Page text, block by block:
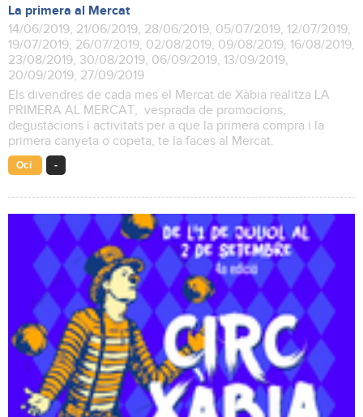
La primera al Mercat
14/06/2019, 21/06/2019, 28/06/2019, 05/07/2019, 12/07/2019,
19/07/2019, 26/07/2019, 02/08/2019, 09/08/2019, 16/08/2019,
23/08/2019, 30/08/2019, 06/09/2019, 13/09/2019,
20/09/2019, 27/09/2019
Els divendres de cada mes el Mercat de Xàbia realitza LA
PRIMERA AL MERCAT, vesprada de promocions,
degustacions i activitats per a que la primera compra i la
primera canyeta o copeta, te la faces al Mercat.
Oci -